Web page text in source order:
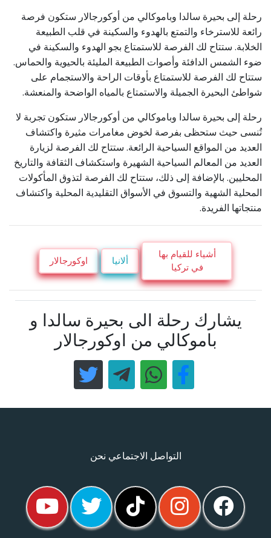
رحلة إلى بحيرة سالدا وباموكالي من أوكورجالار ستكون فرصة
رائعة للاسترخاء والتمتع بالهدوء والسكينة في قلب الطبيعة
الخلابة. ستتاح لك الفرصة للاستمتاع بجو الهدوء والسكينة في
ضوء الشمس الدافئة وأصوات الطبيعة المليئة بالحيوية والحماس.
ستتاح لك الفرصة للاستمتاع بأوقات الراحة والاستجمام على
شواطئ البحيرة الجميلة والاستمتاع بالمياه الواضحة والمنعشة.
رحلة إلى بحيرة سالدا وباموكالي من أوكورجالار ستكون تجربة لا
تُنسى حيث ستحظى بفرصة لخوض مغامرات مثيرة واكتشاف
العديد من المواقع السياحية الرائعة. ستتاح لك الفرصة لزيارة
العديد من المعالم السياحية الشهيرة واستكشاف الثقافة والتاريخ
المحليين. بالإضافة إلى ذلك، ستتاح لك الفرصة لتذوق المأكولات
المحلية الشهية والتسوق في الأسواق التقليدية المحلية واكتشاف
منتجاتها الفريدة.
أشياء للقيام بها
في تركيا
ألانيا اوكورجالار
يشارك رحلة الى بحيرة سالدا و
باموكالي من اوكورجالار
التواصل الاجتماعي نحن